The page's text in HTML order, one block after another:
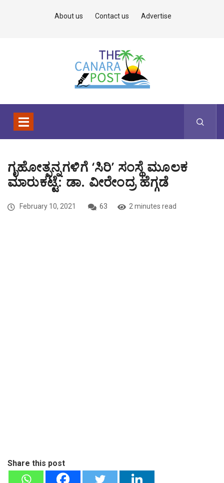
About us Contact us Advertise
ಗೃಹೋತ್ಪನ್ನಗಳಿಗೆ ‘ಸಿರಿ’ ಸಂಸ್ಥೆ ಮೂಲಕ
ಮಾರುಕಟ್ಟೆ: ಡಾ. ವೀರೇಂದ್ರ ಹೆಗ್ಗಡೆ
February 10, 2021 63 2 minutes read
Share this post